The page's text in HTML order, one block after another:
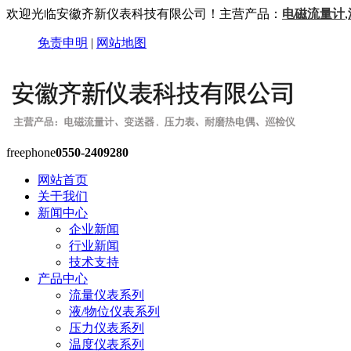
欢迎光临安徽齐新仪表科技有限公司！主营产品： 电磁流量计,
免责申明 | 网站地图
freephone0550-2409280
网站首页
关于我们
新闻中心
企业新闻
行业新闻
技术支持
产品中心
流量仪表系列
液/物位仪表系列
压力仪表系列
温度仪表系列